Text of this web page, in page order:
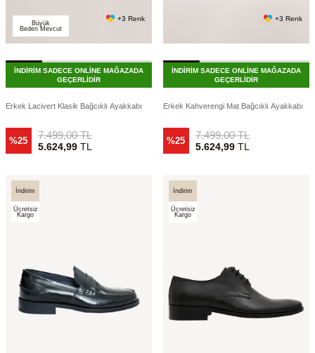
Büyük
Beden Mevcut
+3 Renk
İNDİRİM SADECE ONLİNE MAĞAZADA
GEÇERLİDİR
Erkek Lacivert Klasik Bağcıklı Ayakkabı
%25 7.499,00TL
5.624,99TL
+3 Renk
İNDİRİM SADECE ONLİNE MAĞAZADA
GEÇERLİDİR
Erkek Kahverengi Mat Bağcıklı Ayakkabı
%25 7.499,00TL
5.624,99TL
İndirim
Ücretsiz
Kargo
İndirim
Ücretsiz
Kargo